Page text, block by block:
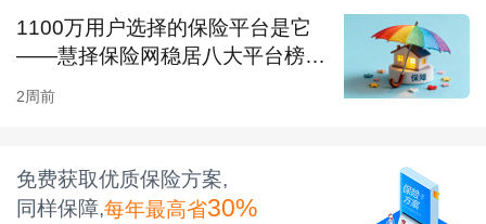
追求大公司产品、高性价比的人群。
保障内容扎实：重中轻症、少儿特疾和罕见病保
1100万用户选择的保险平台是它
——慧择保险网稳居八大平台榜
首！
2周前
免费获取优质保险方案,
同样保障,每年最高省30%